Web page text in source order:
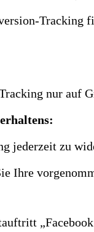
Tracking
nur auf
jederzeit zu
Ihre